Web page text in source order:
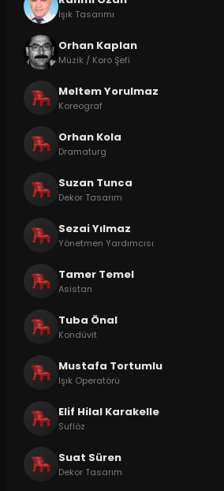
Işık Tasarımı
Orhan Kaplan
Müzik / Koro Şefi
Meltem Yorulmaz
Koreograf
Orhan Kola
Dramaturg
Suzan Tunca
Dekor Tasarım
Sezai Yılmaz
Yönetmen Yardımcısı
Tamer Temel
Asistan
Tuba Önal
Kondüvit
Mustafa Tortumlu
Işık Operatörü
Elif Hilal Karakelle
Suflöz
Suat Süren
Dekor Tasarım